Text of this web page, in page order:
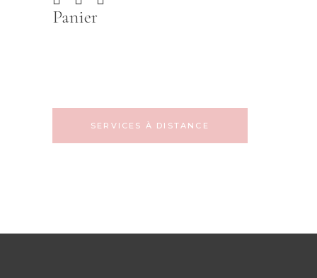
Panier
SERVICES À DISTANCE